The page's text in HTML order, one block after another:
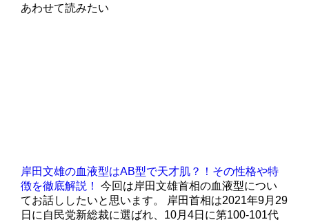
あわせて読みたい
岸田文雄の血液型はAB型で天才肌？！その性格や特
徴を徹底解説！
今回は岸田文雄首相の血液型につい
てお話ししたいと思います。 岸田首相は2021年9月29
日に自民党新総裁に選ばれ、10月4日に第100-101代